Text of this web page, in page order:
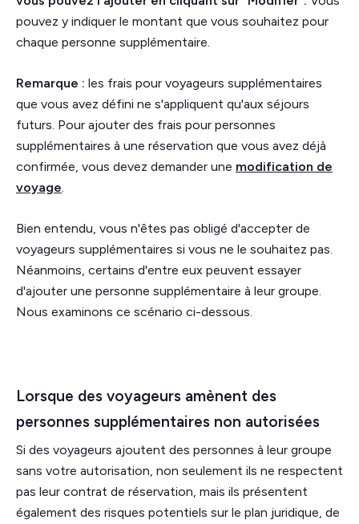
pouvez y indiquer le montant que vous souhaitez pour
chaque personne supplémentaire.
Remarque : les frais pour voyageurs supplémentaires
que vous avez défini ne s'appliquent qu'aux séjours
futurs. Pour ajouter des frais pour personnes
supplémentaires à une réservation que vous avez déjà
confirmée, vous devez demander une modification de
voyage
Bien entendu, vous n'êtes pas obligé d'accepter de
voyageurs supplémentaires si vous ne le souhaitez pas.
Néanmoins, certains d'entre eux peuvent essayer
d'ajouter une personne supplémentaire à leur groupe.
Nous examinons ce scénario ci-dessous.
Lorsque des voyageurs amènent des
personnes supplémentaires non autorisées
Si des voyageurs ajoutent des personnes à leur groupe
sans votre autorisation, non seulement ils ne respectent
pas leur contrat de réservation, mais ils présentent
également des risques potentiels sur le plan juridique, de